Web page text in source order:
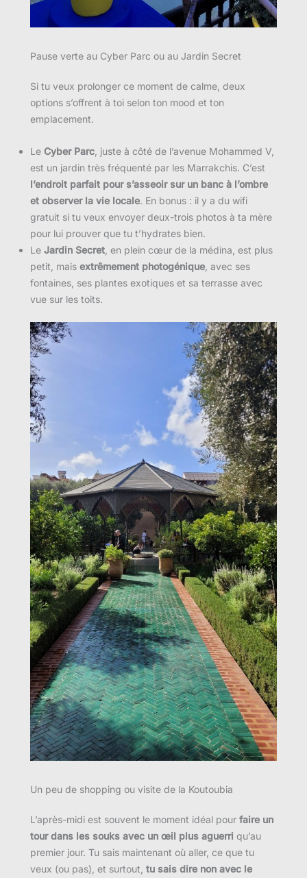
Pause verte au Cyber Parc ou au Jardin Secret
Si tu veux prolonger ce moment de calme, deux
options s’offrent à toi selon ton mood et ton
emplacement.
Le Cyber Parc , juste à côté de l’avenue Mohammed V,
est un jardin très fréquenté par les Marrakchis. C’est
l’endroit parfait pour s’asseoir sur un banc à l’ombre
et observer la vie locale. En bonus : il y a du wifi
gratuit si tu veux envoyer deux-trois photos à ta mère
pour lui prouver que tu t’hydrates bien.
Le Jardin Secret , en plein cœur de la médina, est plus
petit, mais extrêmement photogénique , avec ses
fontaines, ses plantes exotiques et sa terrasse avec
vue sur les toits.
Un peu de shopping ou visite de la Koutoubia
L’après-midi est souvent le moment idéal pour faire un
tour dans les souks avec un œil plus aguerri qu’au
premier jour. Tu sais maintenant où aller, ce que tu
veux (ou pas), et surtout, tu sais dire non avec le